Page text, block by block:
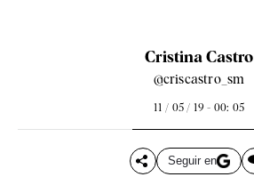
Cristina Castro
@criscastro_sm
11 / 05 / 19 - 00: 05
Seguir en